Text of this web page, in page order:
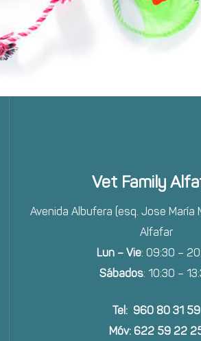
Vet Family
Avenida Albufera (esq. Jose María
Alfafar
Lun – Vie: 09:30 –
Sábados: 10:30 –
Tel: 960 80 31 59
Móv: 622 59 22